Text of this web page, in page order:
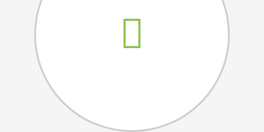
Associados
Orgãos Sociais
Publicações Oficiais
Contactos